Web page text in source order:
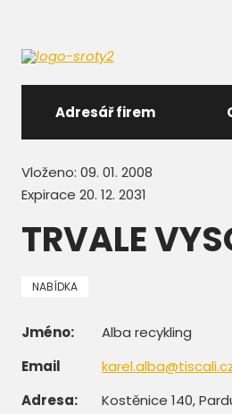
Adresář firem
Vloženo: 09. 01. 2008
Expirace 20. 12. 2031
TRVALE
NABÍDKA
Jméno:
Alba recykling
Email
Adresa:
Kostěnice 140,